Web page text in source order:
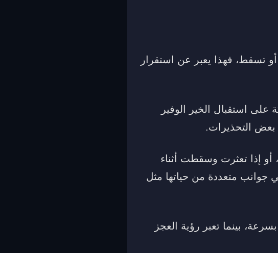
تسقط، فهذا يعبر عن استقرار
استقبال الخير الوفير
بعض التحذيرات.
أو إذا تعثرت وسقطت أثناء
جوانب متعددة من حياتها مثل
بينما تعبر رؤية العجز